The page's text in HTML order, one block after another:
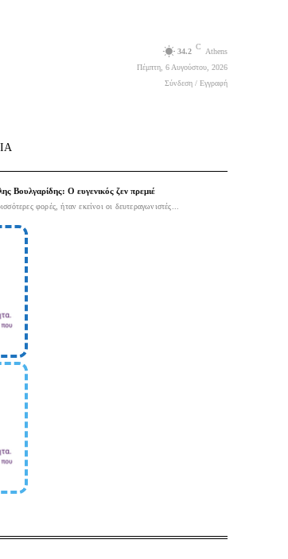
34.2
C
Athens
Πέμπτη, 6 Αυγούστου, 2026
Σύνδεση / Εγγραφή
Βουλγαρίδης: Ο ευγενικός ζεν πρεμιέ
φορές, ήταν εκείνοι οι δευτεραγωνιστές...